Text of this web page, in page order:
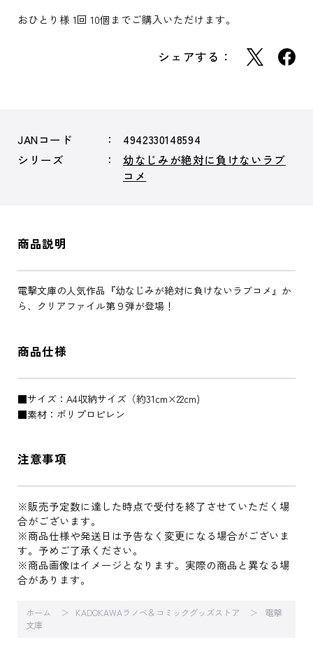
おひとり様 1回 10個までご購入いただけます。
シェアする：
JANコード
4942330148594
シリーズ
幼なじみが絶対に負けないラブ
コメ
商品説明
電撃文庫の人気作品『幼なじみが絶対に負けないラブコメ』か
ら、クリアファイル第９弾が登場！
商品仕様
■サイズ：A4収納サイズ（約31cm×22cm)
■素材：ポリプロピレン
注意事項
※販売予定数に達した時点で受付を終了させていただく場
合がございます。
※商品仕様や発送日は予告なく変更になる場合がございま
す。予めご了承ください。
※商品画像はイメージとなります。実際の商品と異なる場
合があります。
ホーム KADOKAWAラノベ＆コミックグッズストア
電撃
文庫